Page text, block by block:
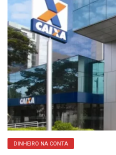
DINHEIRO NA CONTA